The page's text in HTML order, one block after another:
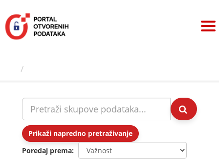
sadržaj
Prikaži napredno pretraživanje
Poredaj prema